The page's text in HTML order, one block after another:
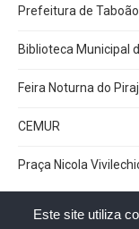
Este site utiliza
Prefeitura de
Biblioteca Municipal
Feira Noturna do
CEMUR
Praça Nicola